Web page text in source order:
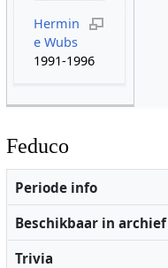
Hermin
e Wubs
1991-1996
Feduco
Periode info
Beschikbaar in archief
Trivia